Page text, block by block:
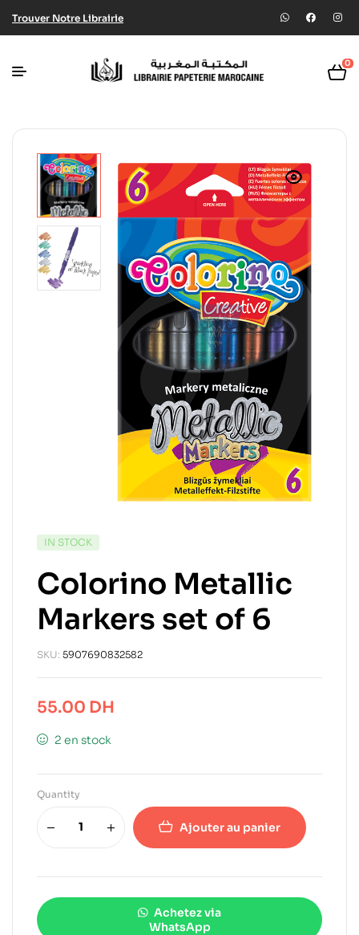
Trouver Notre Librairie
0
IN STOCK
Colorino Metallic
Markers set of 6
SKU: 5907690832582
55.00 DH
2 en stock
Quantity
Ajouter au panier
Achetez via
WhatsApp